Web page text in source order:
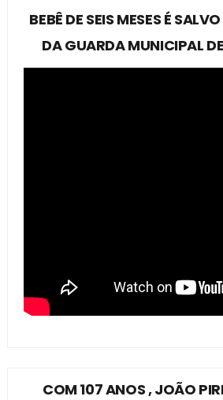
BEBÊ DE SEIS MESES É
DA GUARDA MUNICIPAL
COM 107 ANOS , JOÃO